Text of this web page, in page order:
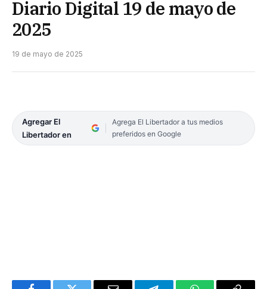
Diario Digital 19 de mayo de
2025
19 de mayo de 2025
Agregar El
Libertador en
Agrega El Libertador a tus medios
preferidos en Google